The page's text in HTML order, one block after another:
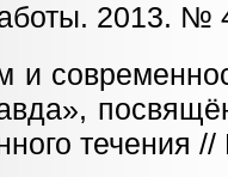
2013.
и
течения